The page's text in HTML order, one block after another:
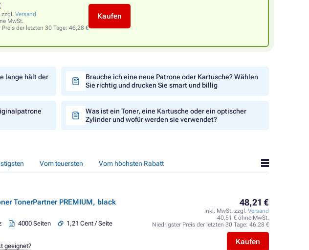
zzgl. Versand
MwSt.
der letzten 30 Tage: 46,28 €
Kaufen
lange hält der
Brauche ich eine neue Patrone oder Kartusche? Wählen
Sie richtig und drucken Sie smart und billig
Was ist ein Toner, eine Kartusche oder ein optischer
Zylinder und wofür werden sie verwendet?
Vom teuersten Vom höchsten Rabatt
TonerPartner PREMIUM, black
4000 Seiten
1,21 Cent / Seite
48,21 €
inkl. MwSt. zzgl. Versand
40,51 € ohne MwSt.
Niedrigster Preis der letzten 30 Tage: 46,28 €
Kaufen
geeignet?